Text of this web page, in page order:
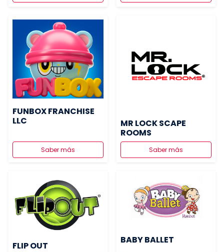
FUNBOX FRANCHISE
LLC
Saber más
MR LOCK SCAPE
ROOMS
Saber más
FLIP OUT
BABY BALLET